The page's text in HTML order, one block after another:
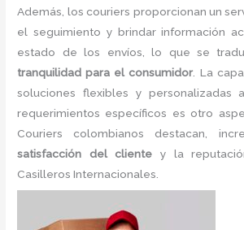
Además, los couriers proporcionan un
el seguimiento y brindar información
estado de los envíos, lo que se
tranquilidad para el consumidor . La
soluciones flexibles y personalizadas
requerimientos específicos es otro
Couriers colombianos destacan,
satisfacción del cliente y la
Casilleros Internacionales.